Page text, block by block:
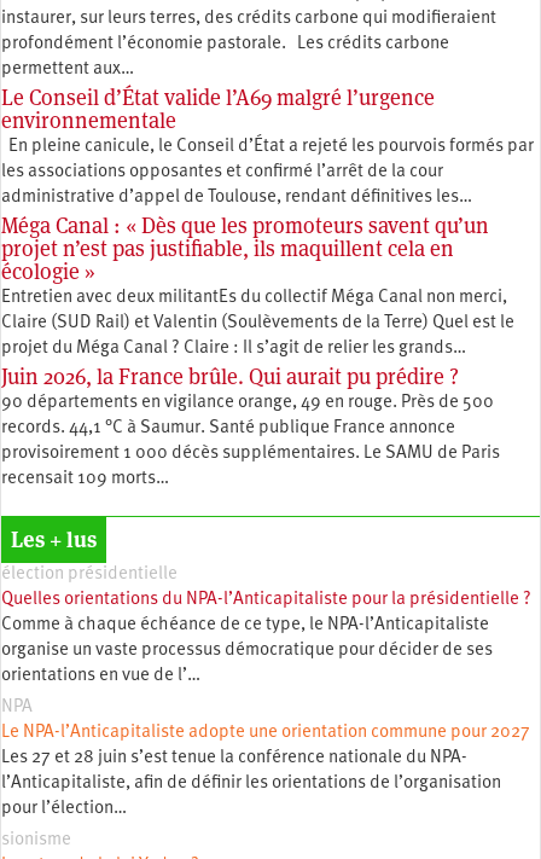
instaurer, sur leurs terres, des crédits carbone qui modifieraient
profondément l’économie pastorale. Les crédits carbone
permettent aux…
Le Conseil d’État valide l’A69 malgré l’urgence
environnementale
En pleine canicule, le Conseil d’État a rejeté les pourvois formés par
les associations opposantes et confirmé l’arrêt de la cour
administrative d’appel de Toulouse, rendant définitives les…
Méga Canal : « Dès que les promoteurs savent qu’un
projet n’est pas justifiable, ils maquillent cela en
écologie »
Entretien avec deux militantEs du collectif Méga Canal non merci,
Claire (SUD Rail) et Valentin (Soulèvements de la Terre) Quel est le
projet du Méga Canal ? Claire : Il s’agit de relier les grands…
Juin 2026, la France brûle. Qui aurait pu prédire ?
90 départements en vigilance orange, 49 en rouge. Près de 500
records. 44,1 °C à Saumur. Santé publique France annonce
provisoirement 1 000 décès supplémentaires. Le SAMU de Paris
recensait 109 morts…
Les + lus
élection présidentielle
Quelles orientations du NPA-l’Anticapitaliste pour la présidentielle ?
Comme à chaque échéance de ce type, le NPA-l’Anticapitaliste
organise un vaste processus démocratique pour décider de ses
orientations en vue de l’…
NPA
Le NPA-l’Anticapitaliste adopte une orientation commune pour 2027
Les 27 et 28 juin s’est tenue la conférence nationale du NPA-
l’Anticapitaliste, afin de définir les orientations de l’organisation
pour l’élection…
sionisme